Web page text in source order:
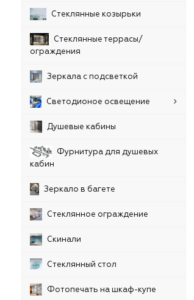
Стеклянные козырьки
Стеклянные террасы/
ограждения
Зеркала с подсветкой
Светодионое освещение
Душевые кабины
Фурнитура для душевых
кабин
Зеркало в багете
Стеклянное ограждение
Скинали
Стеклянный стол
Фотопечать на шкаф-купе